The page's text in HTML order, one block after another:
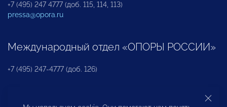
+7 (495) 247 4777 (доб. 115, 114, 113)
pressa@opora.ru
Международный отдел «ОПОРЫ РОССИИ»
+7 (495) 247-4777 (доб. 126)
Бюро по защите прав предпринимателей и